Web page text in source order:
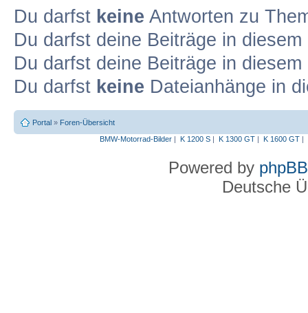
Du darfst keine Antworten zu
Du darfst deine Beiträge in
Du darfst deine Beiträge in
Du darfst keine Dateianhänge in
Portal » Foren-Übersicht
BMW-Motorrad-Bilder| K 1200 S| K 1300 GT| K 1600 GT|
Powered by phpBB
Deutsche